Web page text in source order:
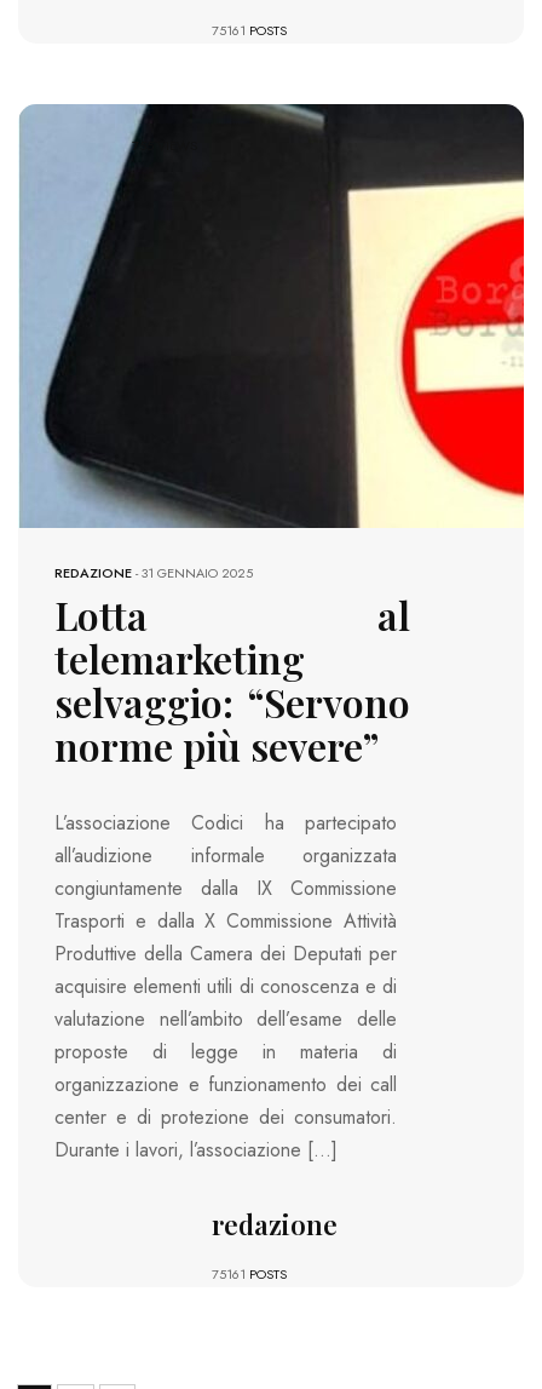
75161 POSTS
755 VIEWS
REDAZIONE-31 GENNAIO 2025
Lotta al
telemarketing
selvaggio: “Servono
norme più severe”
L’associazione Codici ha partecipato
all’audizione informale organizzata
congiuntamente dalla IX Commissione
Trasporti e dalla X Commissione Attività
Produttive della Camera dei Deputati per
acquisire elementi utili di conoscenza e di
valutazione nell’ambito dell’esame delle
proposte di legge in materia di
organizzazione e funzionamento dei call
center e di protezione dei consumatori.
Durante i lavori, l’associazione […]
redazione
75161 POSTS